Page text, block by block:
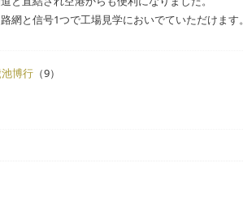
網と信号1つで工場見学においでていただけます。
博行 （9）